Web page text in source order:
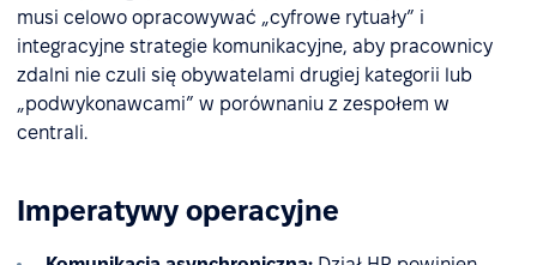
musi celowo opracowywać „cyfrowe rytuały” i
integracyjne strategie komunikacyjne, aby pracownicy
zdalni nie czuli się obywatelami drugiej kategorii lub
„podwykonawcami” w porównaniu z zespołem w
centrali.
Imperatywy operacyjne